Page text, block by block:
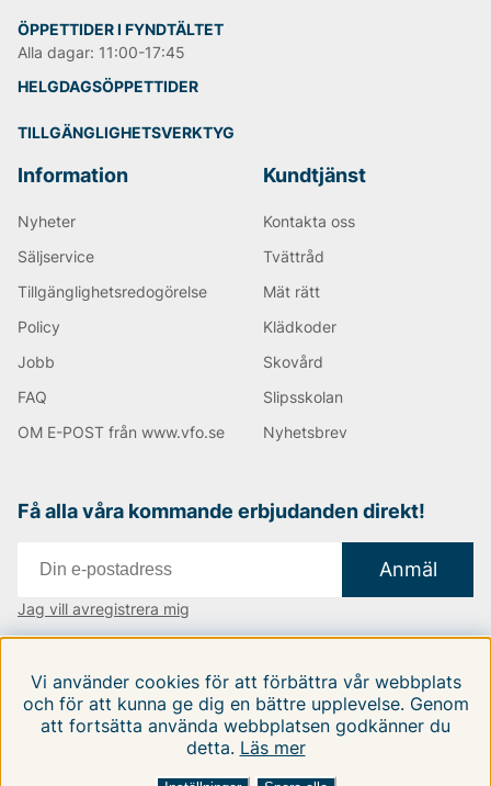
ÖPPETTIDER I FYNDTÄLTET
Alla dagar: 11:00-17:45
HELGDAGSÖPPETTIDER
TILLGÄNGLIGHETSVERKTYG
Information
Nyheter
Säljservice
Tillgänglighetsredogörelse
Policy
Jobb
FAQ
OM E-POST från www.vfo.se
Kundtjänst
Kontakta oss
Tvättråd
Mät rätt
Klädkoder
Skovård
Slipsskolan
Nyhetsbrev
Få alla våra kommande erbjudanden direkt!
Anmäl
Jag vill avregistrera mig
Följ oss på våra sociala medier
Vi använder cookies för att förbättra vår webbplats
och för att kunna ge dig en bättre upplevelse. Genom
att fortsätta använda webbplatsen godkänner du
detta. Läs mer